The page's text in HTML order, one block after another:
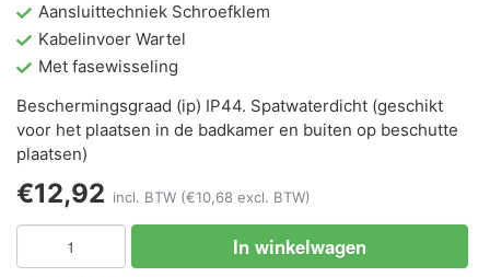
Aansluittechniek Schroefklem
Kabelinvoer Wartel
Met fasewisseling
Beschermingsgraad (ip) IP44. Spatwaterdicht (geschikt
voor het plaatsen in de badkamer en buiten op beschutte
plaatsen)
€12,92 incl. BTW (€10,68 excl. BTW)
In winkelwagen